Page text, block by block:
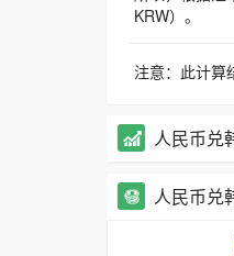
KRW）。
注意：此计算
人民币兑
人民币兑